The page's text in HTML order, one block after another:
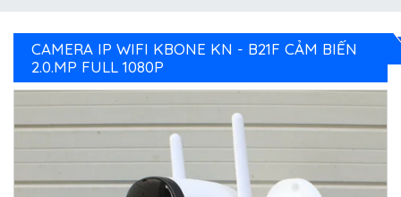
CAMERA IP WIFI KBONE KN - B21F CẢM BIẾN
2.0.MP FULL 1080P